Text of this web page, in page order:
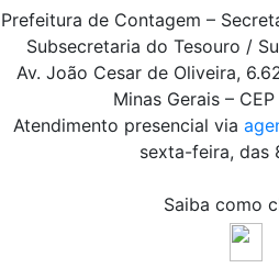
Prefeitura de Contagem –
Subsecretaria do Tesouro /
Av. João Cesar de Oliveira,
Minas Gerais –
Atendimento presencial via
sexta-feira, das
Saiba como